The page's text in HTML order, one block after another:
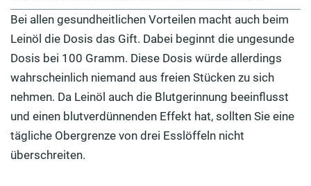
Bei allen gesundheitlichen Vorteilen macht auch beim
Leinöl die Dosis das Gift. Dabei beginnt die ungesunde
Dosis bei 100 Gramm. Diese Dosis würde allerdings
wahrscheinlich niemand aus freien Stücken zu sich
nehmen. Da Leinöl auch die Blutgerinnung beeinflusst
und einen blutverdünnenden Effekt hat, sollten Sie eine
tägliche Obergrenze von drei Esslöffeln nicht
überschreiten.